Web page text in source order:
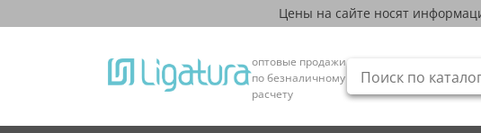
Цены на сайте носят
оптовые продажи
по безналичному
расчету